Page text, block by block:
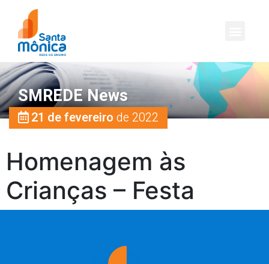
SMREDE News
21 de fevereiro de 2022
Homenagem às
Crianças – Festa